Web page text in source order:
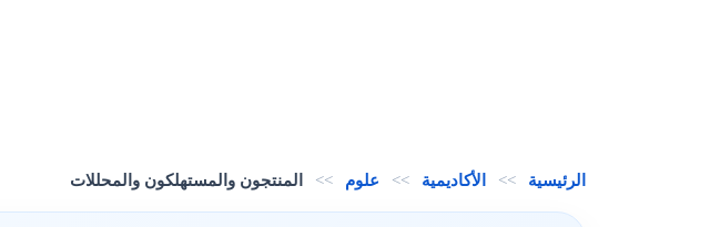
الرئيسية >> الأكاديمية >> علوم >> المنتجون والمستهلكون والمحللات